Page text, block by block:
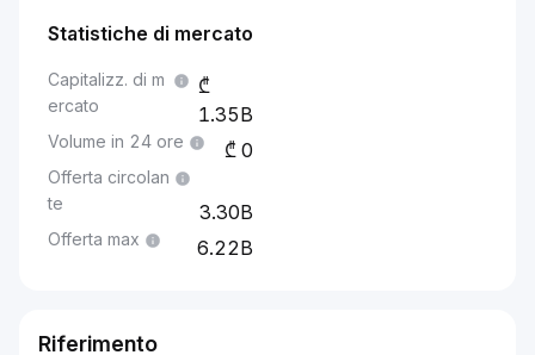
Statistiche di mercato
Capitalizz. di m
ercato
1.35B
Volume in 24 ore 0
Offerta circolan
te
3.30B
Offerta max 6.22B
Riferimento